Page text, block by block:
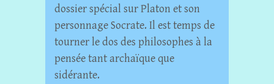
dossier spécial sur Platon et son
personnage Socrate. Il est temps de
tourner le dos des philosophes à la
pensée tant archaïque que
sidérante.